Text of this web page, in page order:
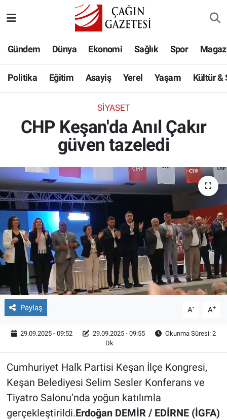
Gündem Dünya Ekonomi Sağlık Spor
Politika Eğitim Asayiş Yerel Yaşam Kültür &
SIYASET
CHP Keşan'da Anıl Çakır
güven tazeledi
Paylaş A- A+
29.09.2025 - 09:52 29.09.2025 - 09:55
Okunma Süresi: 2
Dk
Cumhuriyet Halk Partisi Keşan İlçe Kongresi,
Keşan Belediyesi Selim Sesler Konferans ve
Tiyatro Salonu’nda yoğun katılımla
gerçekleştirildi.Erdoğan DEMİR / EDİRNE (İGFA)
Eğitim
Asayiş
Kültür & Sanat
Bilim-Teknoloji
Köşe Yazıları
Röportaj
Video Galeri
Hava Durumu
Namaz Vakitleri
Süper Lig Puan Durumu ve Fikstür
Tüm Manşetler
Son Dakika Haberleri
Haber Arşivi